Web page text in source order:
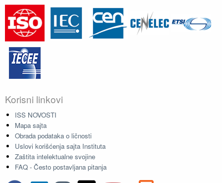
Korisni linkovi
ISS NOVOSTI
Mapa sajta
Obrada podataka o ličnosti
Uslovi korišćenja sajta Instituta
Zaštita intelektualne svojine
FAQ - Često postavljana pitanja